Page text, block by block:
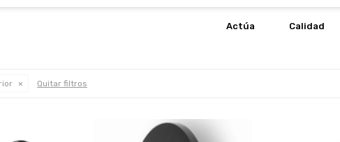
Actúa Calidad
Quitar filtros